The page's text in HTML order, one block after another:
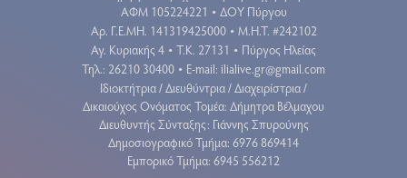
ΑΦΜ 105224221 • ΔΟΥ Πύργου
Aρ. Γ.Ε.ΜΗ. 141319425000 • Μ.Η.Τ. #242102
Αγ. Κυριακής 4 • Τ.Κ. 27131 • Πύργος Ηλείας
Τηλ.: 26210 30400 • E-mail: ilialive.gr@gmail.com
Ιδιοκτήτρια / Διευθύντρια / Διαχειρίστρια /
Δικαιούχος Ονόματος Τομέα: Δήμητρα Βέλμαχου
Διευθυντής Σύνταξης: Γιάννης Σπυρούνης
Δημοσιογραφικό Τμήμα: 6976 869414
Εμπορικό Τμήμα: 6945 556212